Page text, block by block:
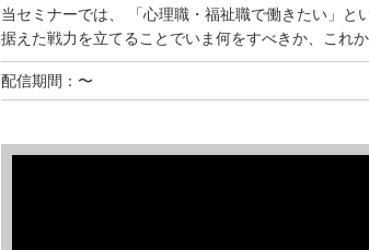
当セミナーでは、 「心理職・福祉職で働きたい」
据えた戦力を立てることでいま何をすべきか、これ
配信期間：〜